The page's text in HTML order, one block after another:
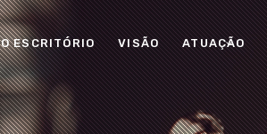
O ESCRITÓRIO VISÃO ATUAÇÃO